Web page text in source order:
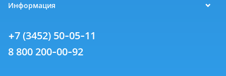
Информация
+7 (3452) 50-05-11
8 800 200-00-92